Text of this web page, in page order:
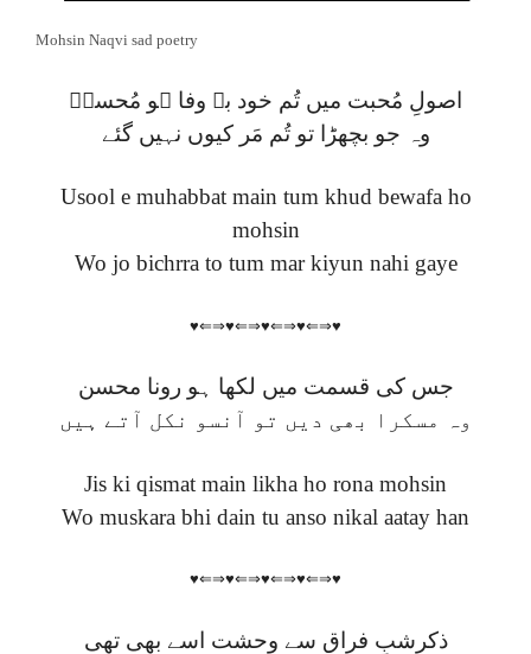
Mohsin Naqvi sad poetry
اصولِ مُحبت میں تُم خود بے وفا ہو مُحسنؔ
وہ جو بچھڑا تو تُم مَر کیوں نہیں گئے
Usool e muhabbat main tum khud bewafa ho
mohsin
Wo jo bichrra to tum mar kiyun nahi gaye
♥⇐⇒♥⇐⇒♥⇐⇒♥⇐⇒♥
جس کی قسمت میں لکھا ہو رونا محسن
وہ مسکرا بھی دیں تو آنسو نکل آتے ہیں
Jis ki qismat main likha ho rona mohsin
Wo muskara bhi dain tu anso nikal aatay han
♥⇐⇒♥⇐⇒♥⇐⇒♥⇐⇒♥
ذکرشبِ فراق سے وحشت اسے بھی تھی